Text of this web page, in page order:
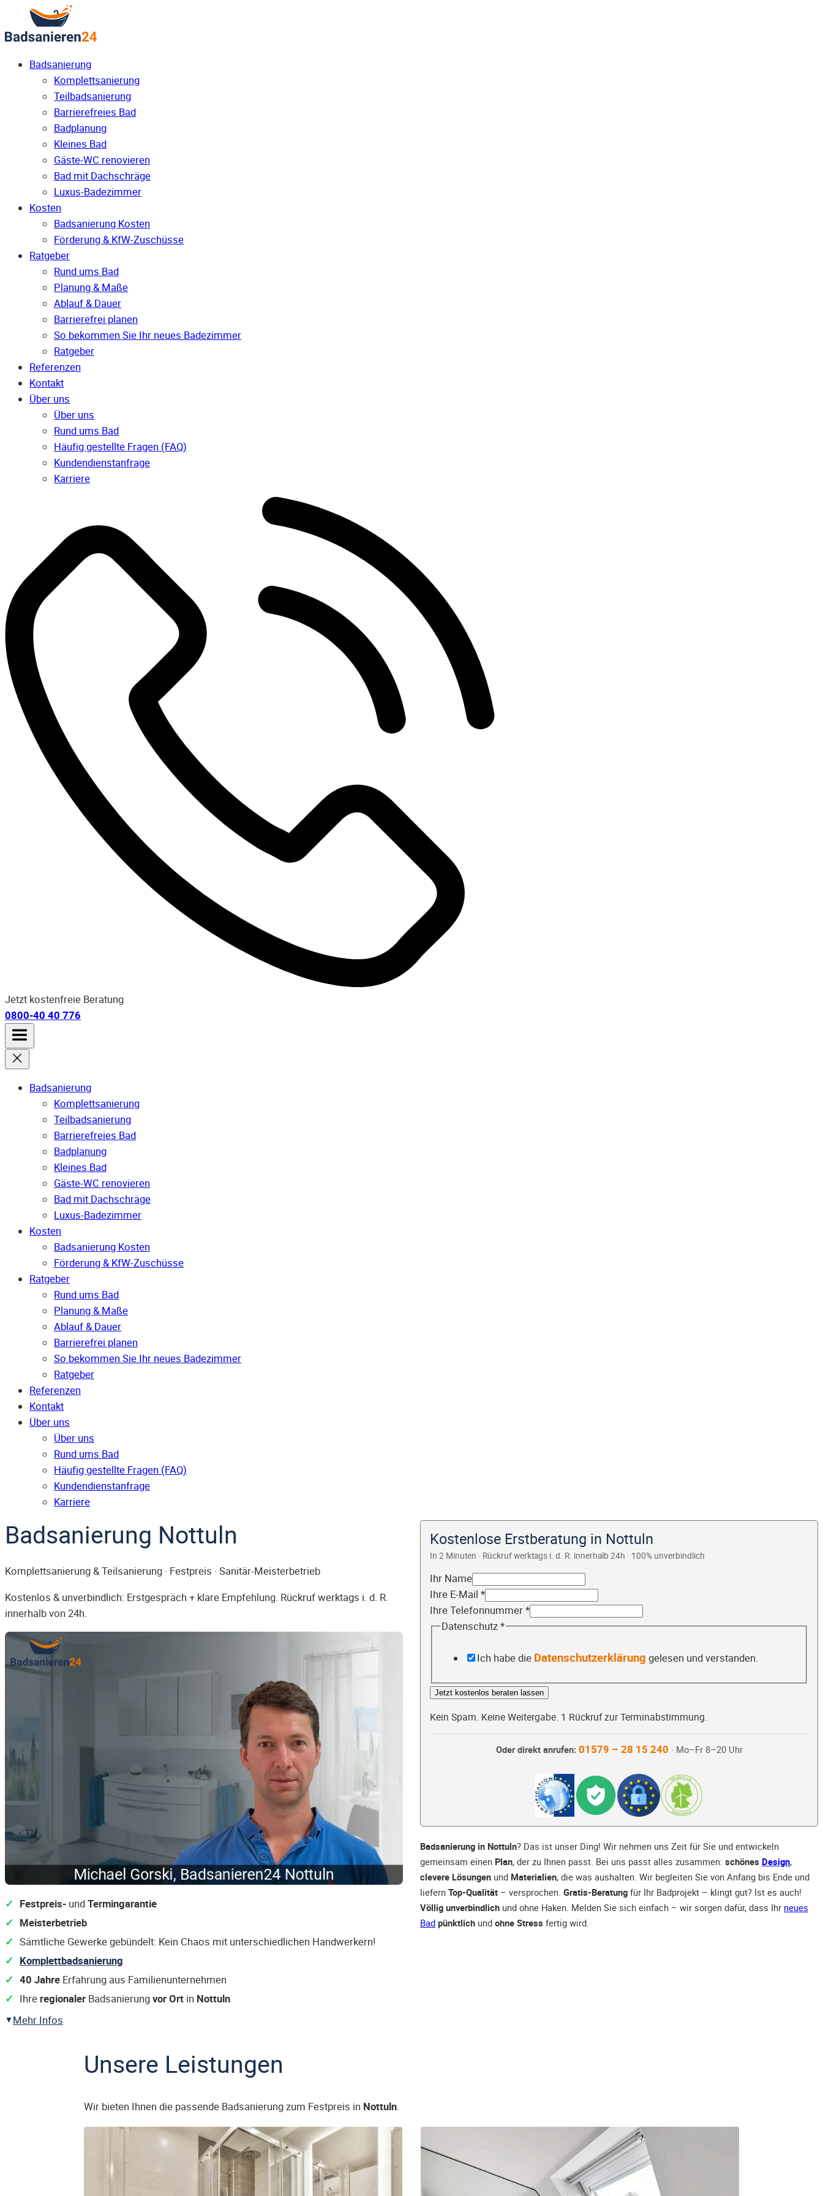
Badsanierung
Komplettsanierung
Teilbadsanierung
Barrierefreies Bad
Badplanung
Kleines Bad
Gäste-WC renovieren
Bad mit Dachschräge
Luxus-Badezimmer
Kosten
Badsanierung Kosten
Förderung & KfW-Zuschüsse
Ratgeber
Rund ums Bad
Planung & Maße
Ablauf & Dauer
Barrierefrei planen
So bekommen Sie Ihr neues Badezimmer
Ratgeber
Referenzen
Kontakt
Über uns
Über uns
Rund ums Bad
Häufig gestellte Fragen (FAQ)
Kunden­dienst­anfrage
Karriere
Jetzt kostenfreie Beratung
0800-40 40 776
Badsanierung
Komplettsanierung
Teilbadsanierung
Barrierefreies Bad
Badplanung
Kleines Bad
Gäste-WC renovieren
Bad mit Dachschräge
Luxus-Badezimmer
Kosten
Badsanierung Kosten
Förderung & KfW-Zuschüsse
Ratgeber
Rund ums Bad
Planung & Maße
Ablauf & Dauer
Barrierefrei planen
So bekommen Sie Ihr neues Badezimmer
Ratgeber
Referenzen
Kontakt
Über uns
Über uns
Rund ums Bad
Häufig gestellte Fragen (FAQ)
Kunden­dienst­anfrage
Karriere
Badsanierung Nottuln
Komplettsanierung & Teilsanierung · Festpreis · Sanitär-Meisterbetrieb
Kostenlos & unverbindlich: Erstgespräch + klare Empfehlung. Rückruf werktags i. d. R.
innerhalb von 24h.
Festpreis- undTermingarantie
Meisterbetrieb
Sämtliche Gewerke gebündelt: Kein Chaos mit unterschiedlichen Handwerkern!
Komplettbadsanierung
40 Jahre Erfahrung aus Familienunternehmen
Ihre regionaler Badsanierungvor Ort in Nottuln
Mehr Infos
Kostenlose Erstberatung in Nottuln
In 2 Minuten · Rückruf werktags i. d. R. innerhalb 24h · 100% unverbindlich
Ihr Name
Ihre E-Mail *
Ihre Telefonnummer*
Datenschutz*
Ich habe die Datenschutzerklärung gelesen und verstanden.
Jetzt kostenlos beraten lassen
Kein Spam. Keine Weitergabe. 1 Rückruf zur Terminabstimmung.
Oder direkt anrufen: 01579 – 28 15 240 · Mo–Fr 8–20 Uhr
Badsanierung in Nottuln? Das ist unser Ding! Wir nehmen uns Zeit für Sie und entwickeln
gemeinsam einen Plan, der zu Ihnen passt. Bei uns passt alles zusammen: schönes Design,
clevere Lösungen und Materialien, die was aushalten. Wir begleiten Sie von Anfang bis Ende und
liefern Top-Qualität – versprochen. Gratis-Beratung für Ihr Badprojekt – klingt gut? Ist es auch!
Völlig unverbindlich und ohne Haken. Melden Sie sich einfach – wir sorgen dafür, dass Ihr neues
Bad pünktlich und ohne Stress fertig wird.
Unsere Leistungen
Wir bieten Ihnen die passende Badsanierung zum Festpreis in Nottuln.